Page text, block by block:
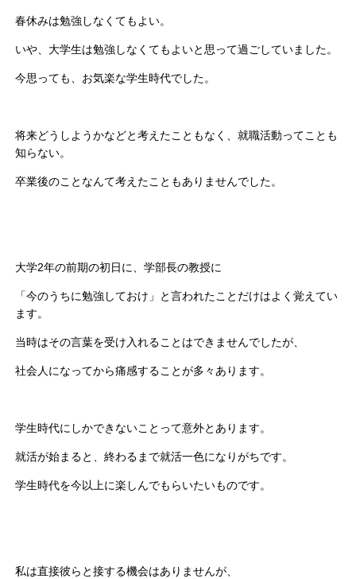
春休みは勉強しなくてもよい。
いや、大学生は勉強しなくてもよいと思って過ごしていました。
今思っても、お気楽な学生時代でした。
将来どうしようかなどと考えたこともなく、就職活動ってことも
知らない。
卒業後のことなんて考えたこともありませんでした。
大学2年の前期の初日に、学部長の教授に
「今のうちに勉強しておけ」と言われたことだけはよく覚えてい
ます。
当時はその言葉を受け入れることはできませんでしたが、
社会人になってから痛感することが多々あります。
学生時代にしかできないことって意外とあります。
就活が始まると、終わるまで就活一色になりがちです。
学生時代を今以上に楽しんでもらいたいものです。
私は直接彼らと接する機会はありませんが、